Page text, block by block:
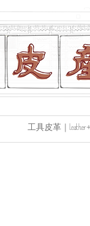
工具皮革｜